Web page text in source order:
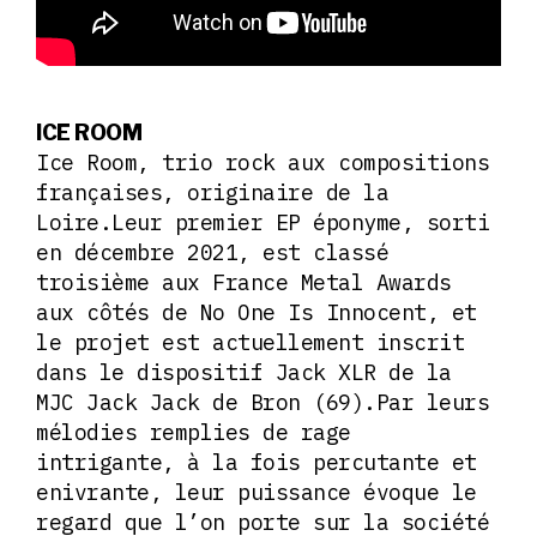
ICE ROOM
Ice Room, trio rock aux compositions
françaises, originaire de la
Loire.Leur premier EP éponyme, sorti
en décembre 2021, est classé
troisième aux France Metal Awards
aux côtés de No One Is Innocent, et
le projet est actuellement inscrit
dans le dispositif Jack XLR de la
MJC Jack Jack de Bron (69).Par leurs
mélodies remplies de rage
intrigante, à la fois percutante et
enivrante, leur puissance évoque le
regard que l’on porte sur la société